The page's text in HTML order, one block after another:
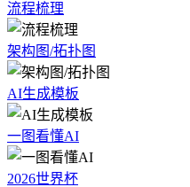
流程梳理
架构图/拓扑图
AI生成模板
一图看懂AI
2026世界杯